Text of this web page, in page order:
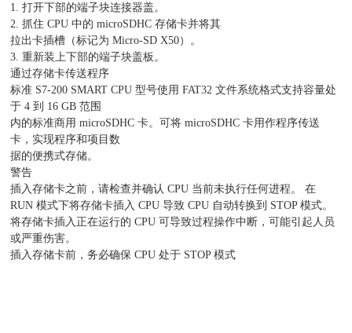
1. 打开下部的端子块连接器盖。
2. 抓住 CPU 中的 microSDHC 存储卡并将其
拉出卡插槽（标记为 Micro-SD X50）。
3. 重新装上下部的端子块盖板。
通过存储卡传送程序
标准 S7-200 SMART CPU 型号使用 FAT32 文件系统格式支持容量处
于 4 到 16 GB 范围
内的标准商用 microSDHC 卡。可将 microSDHC 卡用作程序传送
卡，实现程序和项目数
据的便携式存储。
警告
插入存储卡之前，请检查并确认 CPU 当前未执行任何进程。 在
RUN 模式下将存储卡插入 CPU 导致 CPU 自动转换到 STOP 模式。
将存储卡插入正在运行的 CPU 可导致过程操作中断，可能引起人员
或严重伤害。
插入存储卡前，务必确保 CPU 处于 STOP 模式